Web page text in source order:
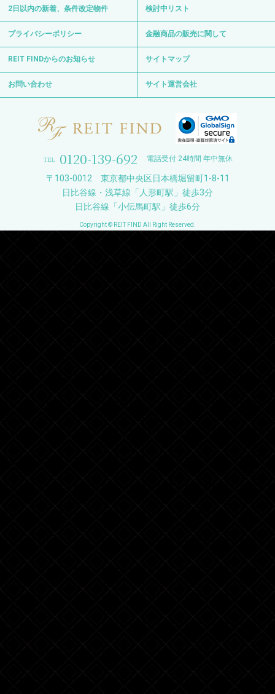
2日以内の新着、条件改定物件 検討中リスト
プライバシーポリシー 金融商品の販売に関して
REIT FINDからのお知らせ サイトマップ
お問い合わせ サイト運営会社
0120-139-692 電話受付 24時間 年中無休
〒103-0012 東京都中央区日本橋堀留町1-8-11
日比谷線・浅草線「人形町駅」徒歩3分
日比谷線「小伝馬町駅」徒歩6分
Copyright © REIT FIND All Right Reserved.